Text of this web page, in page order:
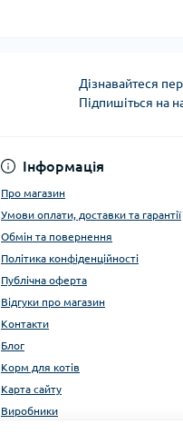
Дізнавайтеся
Підпишіться на
Інформація
Про магазин
Умови оплати, доставки та гарантії
Обмін та повернення
Політика конфіденційності
Публічна оферта
Відгуки про магазин
Контакти
Блог
Корм для котів
Карта сайту
Виробники